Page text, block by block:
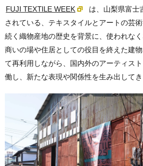
FUJI TEXTILE WEEK
は、山梨県富士
されている、テキスタイルとアートの芸
続く織物産地の歴史を背景に、使われなく
商いの場や住居としての役目を終えた建
て再利用しながら、国内外のアーティス
働し、新たな表現や関係性を生み出してき